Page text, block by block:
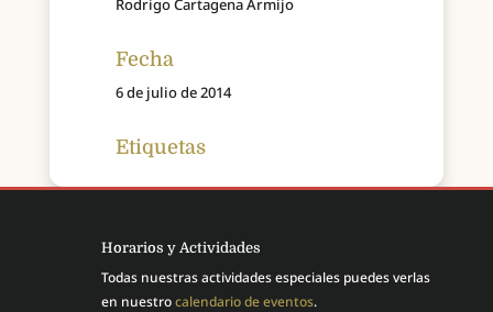
Rodrigo Cartagena Armijo
Fecha
6 de julio de 2014
Etiquetas
Horarios y Actividades
Todas nuestras actividades especiales puedes verlas
en nuestrocalendario de eventos.